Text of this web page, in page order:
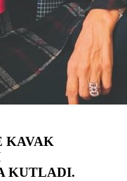
KAVAK
KUTLADI.